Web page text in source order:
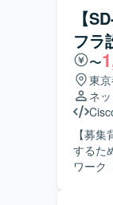
とし
種ポ
運用効
は、セ
だきま
サポートを実施
的に解
学び、
トの
ンバー
す。 【ポジションの魅力】 Entra IDおよびIntuneを中心とした最新のID管理およびデバイス管
【
フラ
〜
東
ネ
【募
するため、
ワーク